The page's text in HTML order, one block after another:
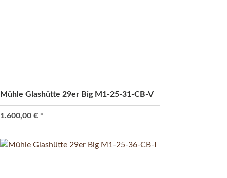
Mühle Glashütte 29er Big M1-25-31-CB-V
1.600,00 € *